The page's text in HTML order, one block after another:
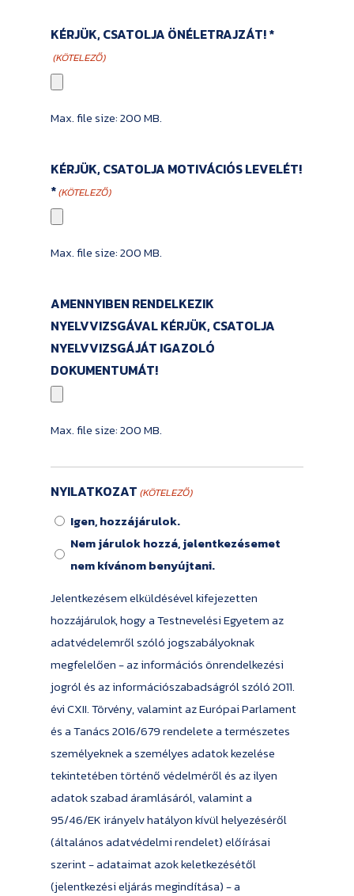
KÉRJÜK, CSATOLJA ÖNÉLETRAJZÁT! *
(KÖTELEZŐ)
Max. file size: 200 MB.
KÉRJÜK, CSATOLJA MOTIVÁCIÓS LEVELÉT!
*(KÖTELEZŐ)
Max. file size: 200 MB.
AMENNYIBEN RENDELKEZIK
NYELVVIZSGÁVAL KÉRJÜK, CSATOLJA
NYELVVIZSGÁJÁT IGAZOLÓ
DOKUMENTUMÁT!
Max. file size: 200 MB.
NYILATKOZAT (KÖTELEZŐ)
Igen, hozzájárulok.
Nem járulok hozzá, jelentkezésemet
nem kívánom benyújtani.
Jelentkezésem elküldésével kifejezetten
hozzájárulok, hogy a Testnevelési Egyetem az
adatvédelemről szóló jogszabályoknak
megfelelően - az információs önrendelkezési
jogról és az információszabadságról szóló 2011.
évi CXII. Törvény, valamint az Európai Parlament
és a Tanács 2016/679 rendelete a természetes
személyeknek a személyes adatok kezelése
tekintetében történő védelméről és az ilyen
adatok szabad áramlásáról, valamint a
95/46/EK irányelv hatályon kívül helyezéséről
(általános adatvédelmi rendelet) előírásai
szerint - adataimat azok keletkezésétől
(jelentkezési eljárás megindítása) - a